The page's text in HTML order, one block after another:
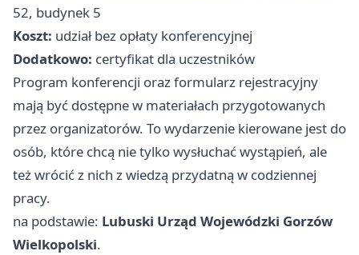
52, budynek 5
Koszt: udział bez opłaty konferencyjnej
Dodatkowo: certyfikat dla uczestników
Program konferencji oraz formularz rejestracyjny
mają być dostępne w materiałach przygotowanych
przez organizatorów. To wydarzenie kierowane jest do
osób, które chcą nie tylko wysłuchać wystąpień, ale
też wrócić z nich z wiedzą przydatną w codziennej
pracy.
na podstawie: Lubuski Urząd Wojewódzki Gorzów
Wielkopolski.